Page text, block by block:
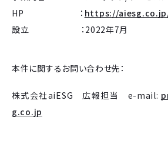
HP ： https://
設立 ：2022年7月
本件に関するお問い合わせ先：
株式会社aiESG 広報担当 e-mail:
g.co.jp